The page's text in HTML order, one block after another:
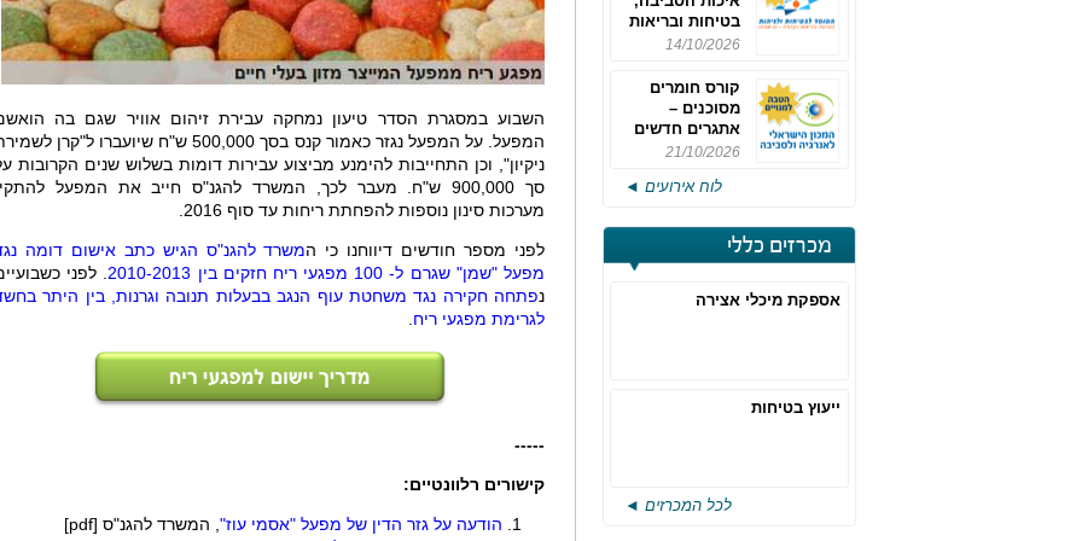
בטיחות ובריאות
תעסוקתית
14/10/2026
קורס חומרים
מסוכנים –
אתגרים חדשים
והערכות לחוק
מחזור 4
21/10/2026
לוח אירועים ◄
מכרזים כללי
אספקת מיכלי אצירה
ייעוץ בטיחות
לכל המכרזים ◄
השבוע במסגרת הסדר טיעון נמחקה עבירת זיהום אוויר שגם בה
המפעל. על המפעל נגזר כאמור קנס בסך 500,000 ש"ח שיועברו ל"קרן
ניקיון", וכן התחייבות להימנע מביצוע עבירות דומות בשלוש שנים הקרובות
סך 900,000 ש"ח. מעבר לכך, המשרד להגנ"ס חייב את המפעל
מערכות סינון נוספות להפחתת ריחות עד סוף 2016.
לפני מספר חודשים דיווחנו כי המשרד להגנ"ס הגיש כתב אישום דומה
מפעל "שמן" שגרם ל- 100 מפגעי ריח חזקים בין 2010-2013
. לפני
נפתחה חקירה נגד משחטת עוף הנגב בבעלות תנובה וגרנות, בין היתר
לגרימת מפגעי ריח
-----
קישורים רלוונטיים:
הודעה על גזר הדין של מפעל "אסמי עוז" , המשרד להגנ"ס [pdf
]